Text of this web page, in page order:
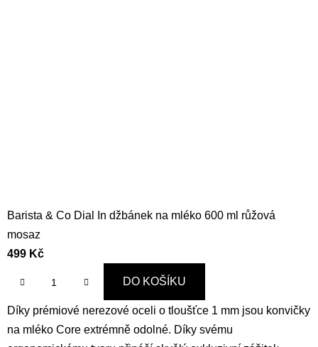
Barista & Co Dial In džbánek na mléko 600 ml růžová
mosaz
499 Kč
DO KOŠÍKU
Díky prémiové nerezové oceli o tloušťce 1 mm jsou konvičky
na mléko Core extrémně odolné. Díky svému